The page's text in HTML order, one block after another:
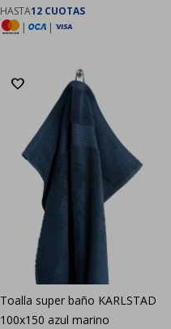
HASTA12 CUOTAS
|
|
Toalla super baño KARLSTAD
100x150 azul marino